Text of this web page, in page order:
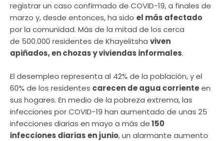
registrar un caso confirmado de COVID-19, a finales de
marzo y, desde entonces, ha sido el más afectado
por la comunidad. Más de la mitad de los cerca
de 500.000 residentes de Khayelitsha viven
apiñados, en chozas y viviendas informales.
El desempleo representa al 42% de la población, y el
60% de los residentes carecen de agua corrienteen
sus hogares. En medio de la pobreza extrema, las
infecciones por COVID-19 han aumentado de unas 25
infecciones diarias en mayo a más de150
infecciones diarias en junio, un alarmante aumento